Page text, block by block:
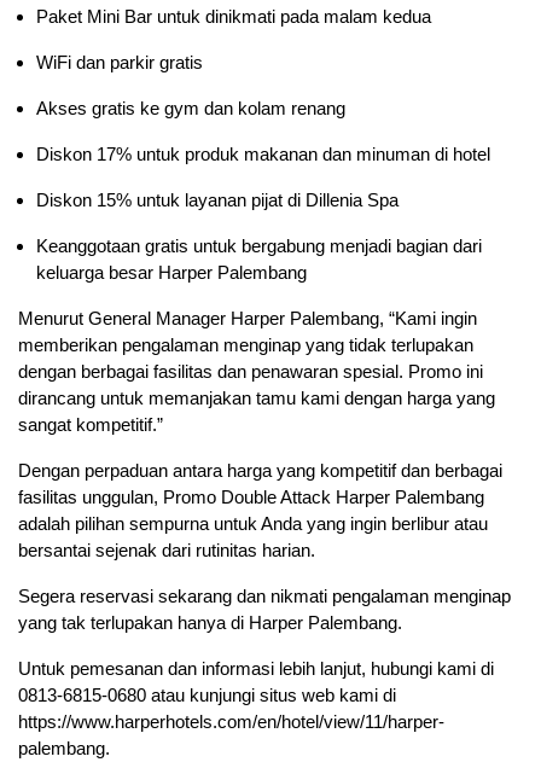
Paket Mini Bar untuk dinikmati pada malam kedua
WiFi dan parkir gratis
Akses gratis ke gym dan kolam renang
Diskon 17% untuk produk makanan dan minuman di hotel
Diskon 15% untuk layanan pijat di Dillenia Spa
Keanggotaan gratis untuk bergabung menjadi bagian dari
keluarga besar Harper Palembang
Menurut General Manager Harper Palembang, “Kami ingin
memberikan pengalaman menginap yang tidak terlupakan
dengan berbagai fasilitas dan penawaran spesial. Promo ini
dirancang untuk memanjakan tamu kami dengan harga yang
sangat kompetitif.”
Dengan perpaduan antara harga yang kompetitif dan berbagai
fasilitas unggulan, Promo Double Attack Harper Palembang
adalah pilihan sempurna untuk Anda yang ingin berlibur atau
bersantai sejenak dari rutinitas harian.
Segera reservasi sekarang dan nikmati pengalaman menginap
yang tak terlupakan hanya di Harper Palembang.
Untuk pemesanan dan informasi lebih lanjut, hubungi kami di
0813-6815-0680 atau kunjungi situs web kami di
https://www.harperhotels.com/en/hotel/view/11/harper-
palembang.